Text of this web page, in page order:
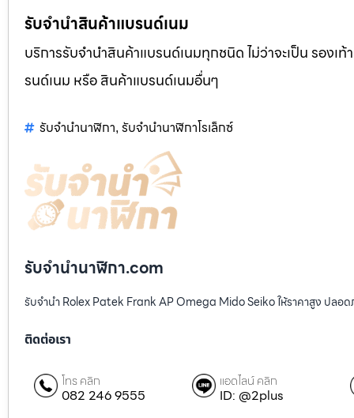
รับจำนำสินค้าแบรนด์เนม
บริการรับจำนำสินค้าแบรนด์เนมทุกชนิด ไม่ว่าจะเป็น รองเ
รนด์เนม หรือ สินค้าแบรนด์เนมอื่นๆ
รับจำนำนาฬิกา, รับจำนำนาฬิกาโรเล็กซ์
รับจํานํานาฬิกา.com
รับจำนำ Rolex Patek Frank AP Omega Mido Seiko ให้ราคาสูง ปลอ
ติดต่อเรา
โทร คลิก
082 246 9555
แอดไลน์ คลิก
ID: @2plus